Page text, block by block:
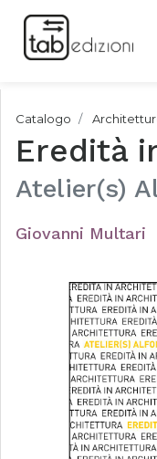
Catalogo
Eredità
Atelier(s)
Giovanni Multari